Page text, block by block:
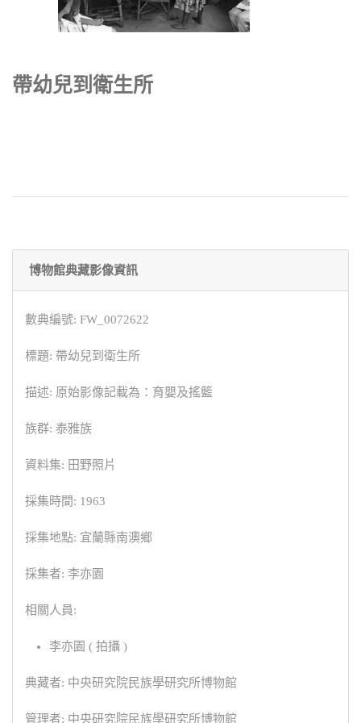
帶幼兒到衛生所
博物館典藏影像資訊
數典編號: FW_0072622
標題: 帶幼兒到衛生所
描述: 原始影像記載為：育嬰及搖籃
族群: 泰雅族
資料集: 田野照片
採集時間: 1963
採集地點: 宜蘭縣南澳鄉
採集者: 李亦園
相關人員:
李亦園 ( 拍攝 )
典藏者: 中央研究院民族學研究所博物館
管理者: 中央研究院民族學研究所博物館